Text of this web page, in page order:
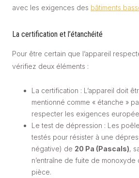
avec les exigences des bâtiments
La certification et l’étanchéité
Pour être certain que l’appareil
vérifiez deux éléments :
La certification : L’appareil doit
mentionné comme « étanche »
respecter les exigences
Le test de dépression : Les
testés pour résister à une
négative) de 20 Pa (Pascals),
n’entraîne de fuite de
pièce.